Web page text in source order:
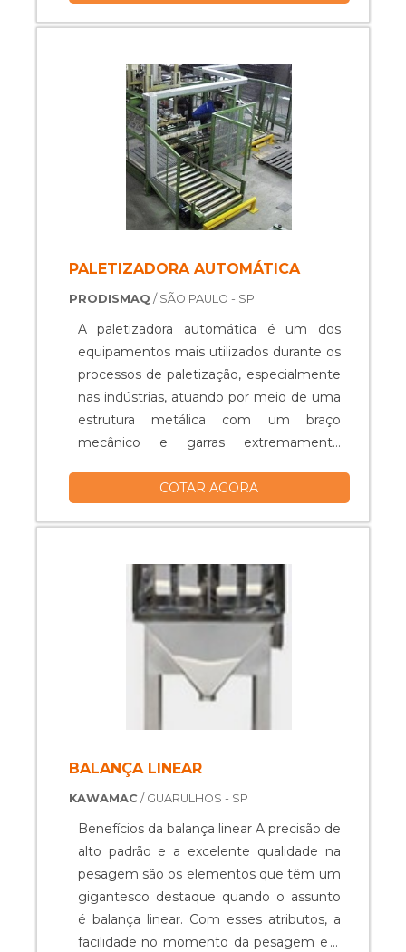
durabilidade; Reduz os custos; Entre
PALETIZADORA AUTOMÁTICA
PRODISMAQ / SÃO PAULO - SP
A paletizadora automática é um dos
equipamentos mais utilizados durante os
processos de paletização, especialmente
nas indústrias, atuando por meio de uma
estrutura metálica com um braço
mecânico e garras extremamente
que qualifica e proporciona ergonomia e
esse tipo de equipamento ser muito
aprendem rapidamente a operação. Isso
porque a melhoria no processo é
evidente, trazendo muito mais conforto
às atividades que antes exigiam muito
esforço.O EQUIPAMENTO OFERECE
DIVERSAS VANTAGENSEssas máquinas
paletes com agilidade e ergonomia,
retirando os esforços do operador e
garantindo a eficiência do processo.Além
disso, a paletizadora automática é a
escolha certa para segmentos diversos
da indústria, que buscam organizar as
embalagens em paletes por um baixo
custo e reduzir os esforços excessivos
dos operadores que realizam esse tipo de
COTAR AGORA
BALANÇA LINEAR
KAWAMAC/ GUARULHOS - SP
Benefícios da balança linear A precisão de
alto padrão e a excelente qualidade na
pesagem são os elementos que têm um
gigantesco destaque quando o assunto
é balança linear. Com esses atributos, a
facilidade no momento da pesagem e a